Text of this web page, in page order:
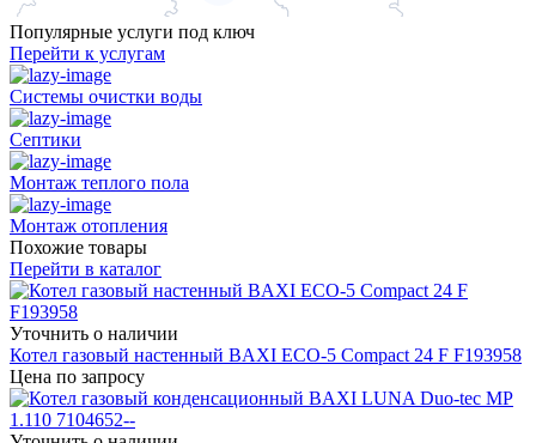
Популярные услуги под ключ
Перейти к услугам
Системы очистки воды
Септики
Монтаж теплого пола
Монтаж отопления
Похожие товары
Перейти в каталог
Уточнить о наличии
Котел газовый настенный BAXI ECO-5 Compact 24 F F193958
Цена по запросу